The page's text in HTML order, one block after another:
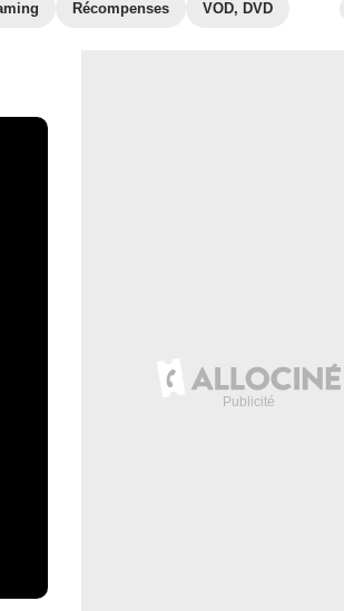
Récompenses VOD, DVD